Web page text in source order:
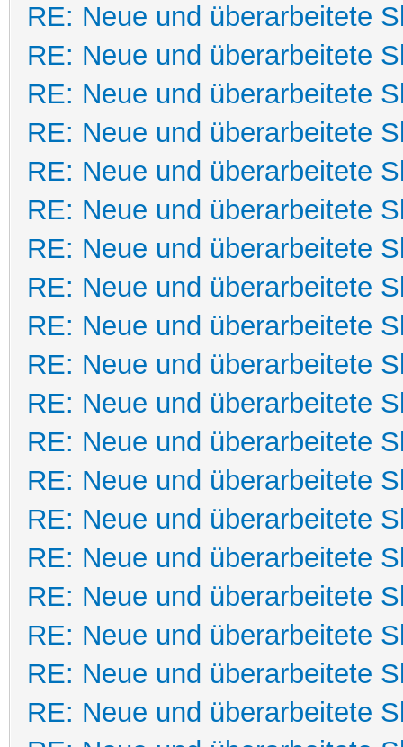
RE: Neue und überarbeitete
RE: Neue und überarbeitete
RE: Neue und überarbeitete
RE: Neue und überarbeitete
RE: Neue und überarbeitete
RE: Neue und überarbeitete
RE: Neue und überarbeitete
RE: Neue und überarbeitete
RE: Neue und überarbeitete
RE: Neue und überarbeitete
RE: Neue und überarbeitete
RE: Neue und überarbeitete
RE: Neue und überarbeitete
RE: Neue und überarbeitete
RE: Neue und überarbeitete
RE: Neue und überarbeitete
RE: Neue und überarbeitete
RE: Neue und überarbeitete
RE: Neue und überarbeitete